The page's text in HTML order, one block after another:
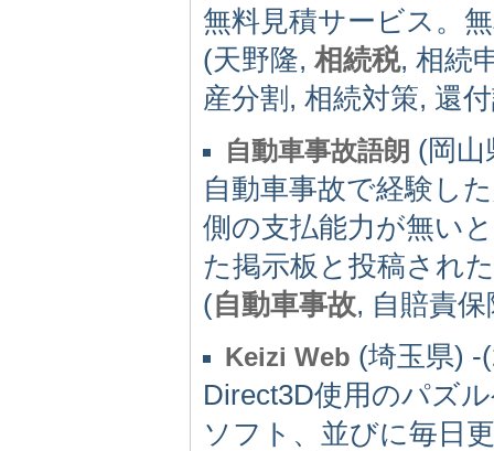
無料見積サービス。
(天野隆, 相続税, 相続
産分割, 相続対策, 還
自動車事故語朗 (岡山
自動車事故で経験し
側の支払能力が無い
た掲示板と投稿され
(自動車事故, 自賠責
Keizi Web (埼玉県) -
Direct3D使用のパズ
ソフト、並びに毎日